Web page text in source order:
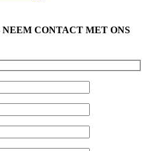
CONTACT MET ONS